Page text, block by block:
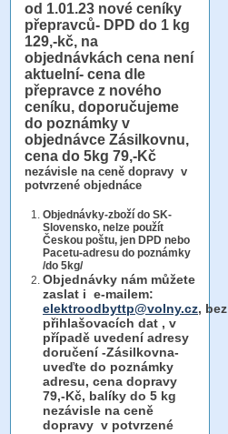
od 1.01.23 nové ceníky
přepravců- DPD do 1 kg
129,-kč, na
objednávkách cena není
aktuelní- cena dle
přepravce z nového
ceníku, doporučujeme
do poznámky v
objednávce Zásilkovnu,
cena do 5kg 79,-Kč
nezávisle na ceně dopravy v
potvrzené objednáce
Objednávky-zboží do SK-
Slovensko, nelze použít
Českou poštu, jen DPD nebo
Pacetu-adresu do poznámky
/do 5kg/
Objednávky nám můžete
zaslat i e-mailem:
elektroodbyttp@volny.cz, bez
přihlašovacích dat , v
případě uvedení adresy
doručení -Zásilkovna-
uveďte do poznámky
adresu, cena dopravy
79,-Kč, balíky do 5 kg
nezávisle na ceně
dopravy v potvrzené